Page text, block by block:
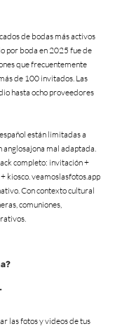
de bodas más activos
por boda en 2025 fue de
que frecuentemente
de 100 invitados. Las
hasta ocho proveedores
están limitadas a
anglosajona mal adaptada.
completo: invitación +
kiosco. veamoslasfotos.app
Con contexto cultural
comuniones,
las fotos y videos de tus